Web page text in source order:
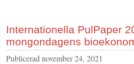
Internationella PulPaper
mongondagens
Publicerad november 24, 2021